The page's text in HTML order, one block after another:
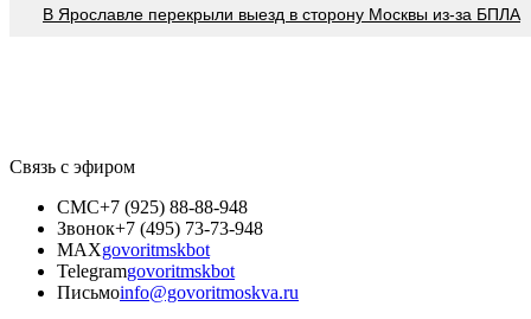
В Ярославле перекрыли выезд в сторону Москвы из-за БПЛА
Связь с эфиром
СМС+7 (925) 88-88-948
Звонок+7 (495) 73-73-948
MAXgovoritmskbot
Telegramgovoritmskbot
Письмоinfo@govoritmoskva.ru